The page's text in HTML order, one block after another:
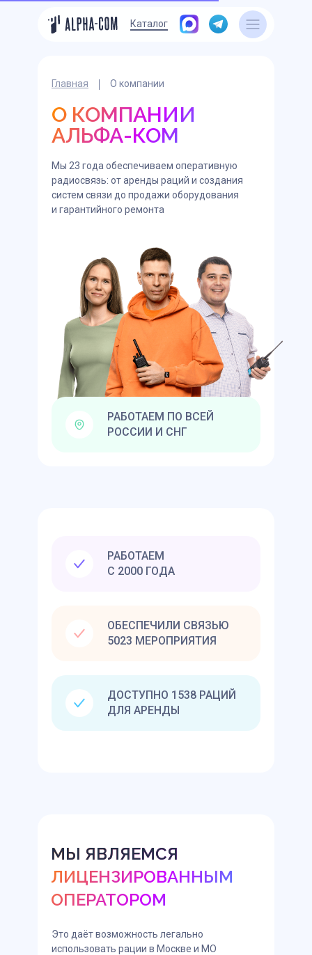
Каталог
О КОМПАНИИ
АЛЬФА-КОМ
Мы 23 года обеспечиваем оперативную
радиосвязь: от аренды раций и создания
систем связи до продажи оборудования
и гарантийного ремонта
РАБОТАЕМ ПО ВСЕЙ
РОССИИ И СНГ
Главная О компании
РАБОТАЕМ
С 2000 ГОДА
ОБЕСПЕЧИЛИ СВЯЗЬЮ
5023 МЕРОПРИЯТИЯ
ДОСТУПНО 1538 РАЦИЙ
ДЛЯ АРЕНДЫ
Это даёт возможность легально
использовать рации в Москве и МО
МЫ ЯВЛЯЕМСЯ
ЛИЦЕНЗИРОВАННЫМ
ОПЕРАТОРОМ